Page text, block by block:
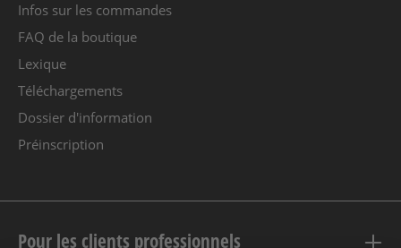
Infos sur les commandes
FAQ de la boutique
Lexique
Téléchargements
Dossier d'information
Préinscription
Pour les clients professionnels